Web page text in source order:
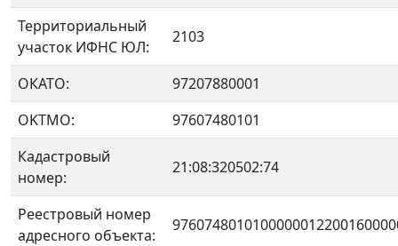
Территориальный
участок ИФНС ЮЛ:
2103
ОКАТО:
97207880001
OKTMO:
97607480101
Кадастровый
номер:
21:08:320502:74
Реестровый номер
адресного объекта: